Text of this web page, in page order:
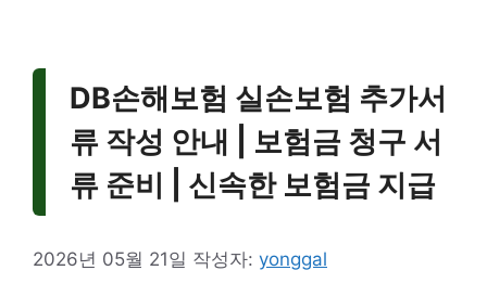
DB손해보험 실손보험 추가서
류 작성 안내 | 보험금 청구 서
류 준비 | 신속한 보험금 지급
2026년 05월 21일 작성자: yonggal